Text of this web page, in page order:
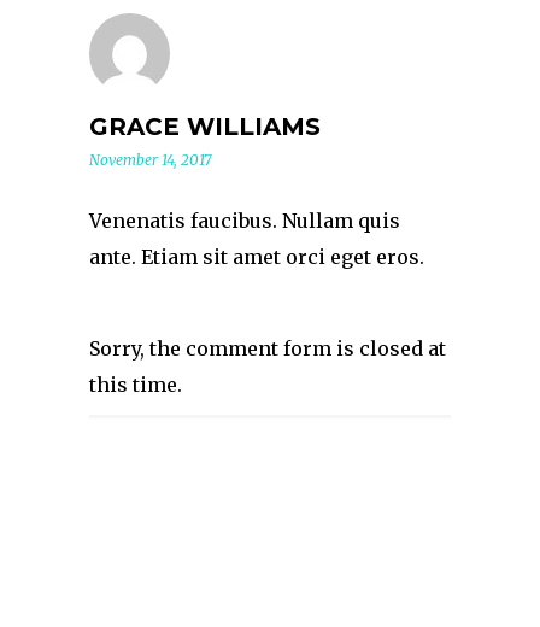
GRACE WILLIAMS
November 14, 2017
Venenatis faucibus. Nullam quis
ante. Etiam sit amet orci eget eros.
Sorry, the comment form is closed at
this time.